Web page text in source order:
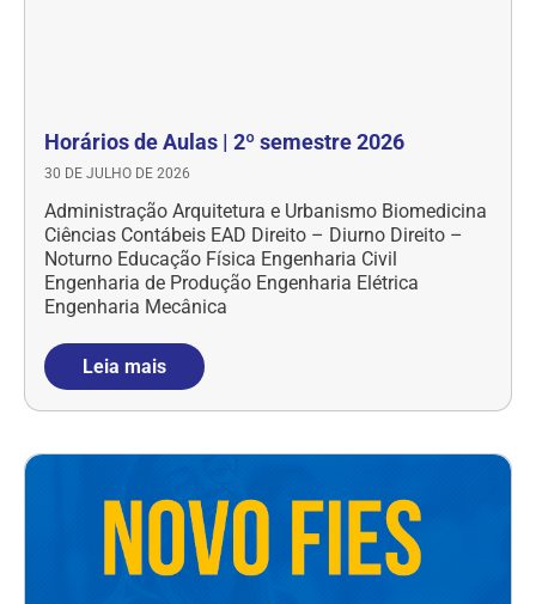
Horários de Aulas | 2º semestre 2026
30 DE JULHO DE 2026
Administração Arquitetura e Urbanismo Biomedicina
Ciências Contábeis EAD Direito – Diurno Direito –
Noturno Educação Física Engenharia Civil
Engenharia de Produção Engenharia Elétrica
Engenharia Mecânica
Leia mais